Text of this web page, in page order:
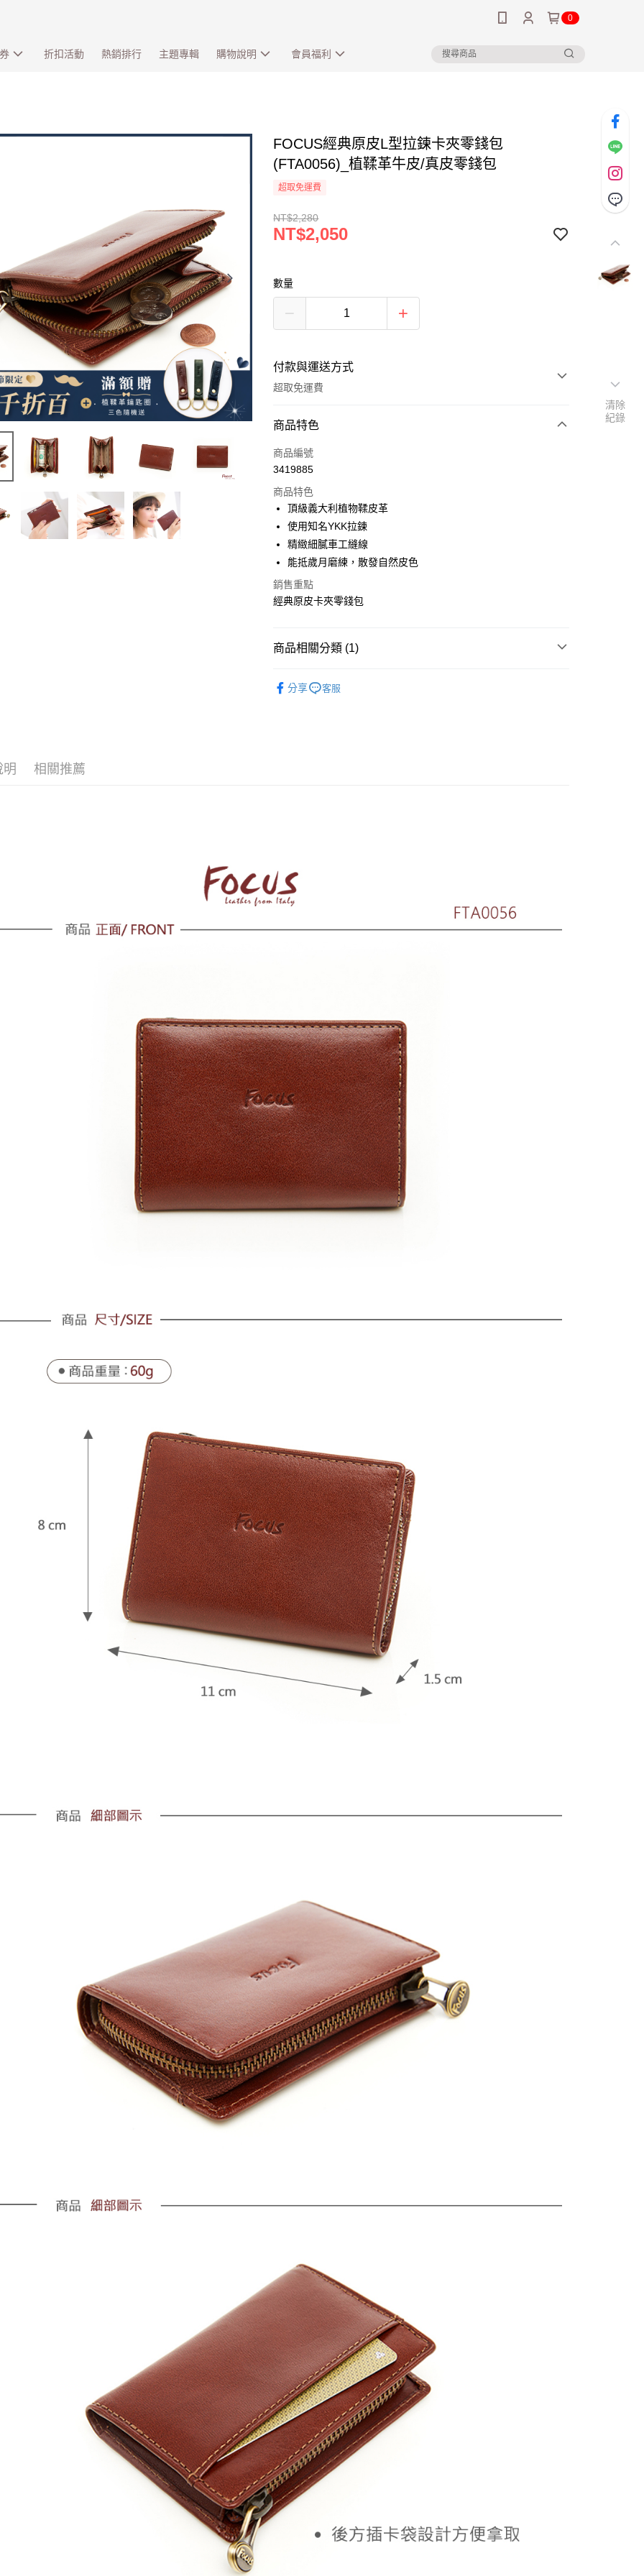
0
折扣活動 熱銷排行 主題專輯 購物說明 會員福利
FOCUS經典原皮L型拉鍊卡夾零錢包
(FTA0056)_植鞣革牛皮/真皮零錢包
超取免運費
NT$2,280
NT$2,050
數量
付款與運送方式
超取免運費
付款方式
信用卡一次付款
LINE Pay
Apple Pay
街口支付
悠遊付
運送方式
7-11取貨(快速到店)
每筆NT$100，滿NT$1,500(含以上)免運費
商品特色
商品編號
3419885
商品特色
頂級義大利植物鞣皮革
使用知名YKK拉鍊
精緻細膩車工縫線
能抵歲月磨練，散發自然皮色
銷售重點
經典原皮卡夾零錢包
商品相關分類 (1)
分享
客服
明 相關推薦
清除
紀錄